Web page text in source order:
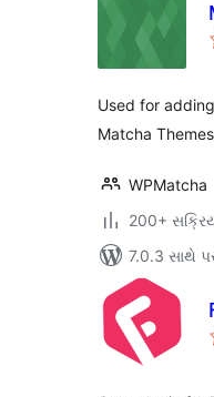
Used for
Matcha
WPMatcha
200+
7.0.3 સાથે